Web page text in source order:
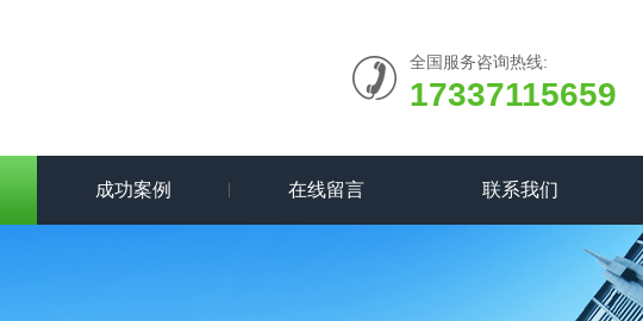
全国服务咨询热线:
17337115659
成功案例 在线留言 联系我们